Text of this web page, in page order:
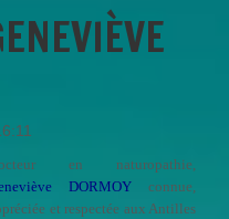
en naturopathie,
DORMOY connue,
et respectée aux Antilles